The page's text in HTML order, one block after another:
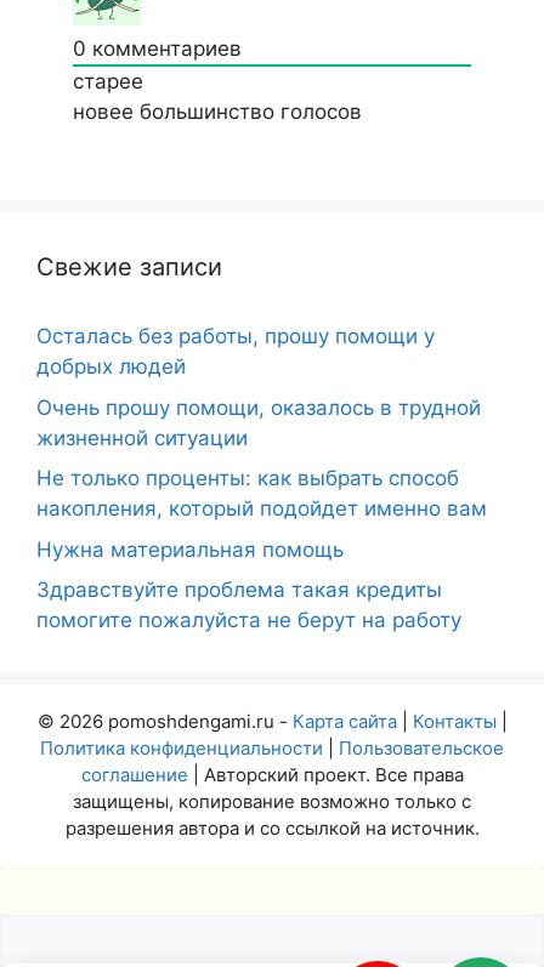
0 комментариев
старее
новее большинство голосов
Свежие записи
Осталась без работы, прошу помощи у
добрых людей
Очень прошу помощи, оказалось в трудной
жизненной ситуации
Не только проценты: как выбрать способ
накопления, который подойдет именно вам
Нужна материальная помощь
Здравствуйте проблема такая кредиты
помогите пожалуйста не берут на работу
© 2026 pomoshdengami.ru - Карта сайта| Контакты
Политика конфиденциальности
Пользовательское
соглашение | Авторский проект. Все права
защищены, копирование возможно только с
разрешения автора и со ссылкой на источник.